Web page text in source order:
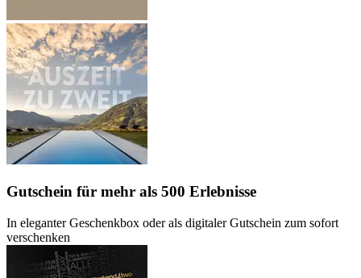
Gutschein für mehr als 500 Erlebnisse
In eleganter Geschenkbox oder als digitaler Gutschein zum sofort
verschenken